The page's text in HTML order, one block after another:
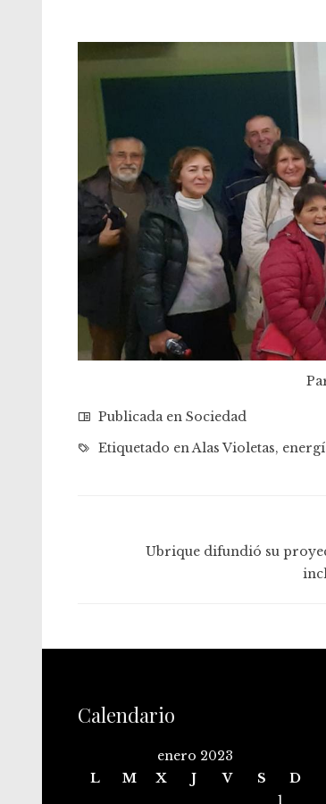
Publicada en Sociedad
Etiquetado enAlas Violetas,
Ubrique difundió su
Calendario
enero 2023
L
M X J V S
D
1